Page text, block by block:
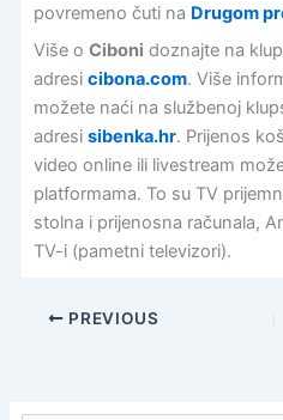
povremeno čuti na Drugom
Više o Ciboni doznajte na
adresi cibona.com. Više
možete naći na službenoj
adresi sibenka.hr. Prijenos
video online ili livestream
platformama. To su TV
stolna i prijenosna računala,
TV-i (pametni televizori).
PREVIOUS